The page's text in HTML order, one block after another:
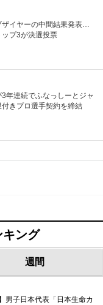
ザイヤーの中間結果発表…
プ3が決選投票
年連続でふなっしーとジャ
きプロ選手契約を締結
キング
週間
男子日本代表「日本生命カ